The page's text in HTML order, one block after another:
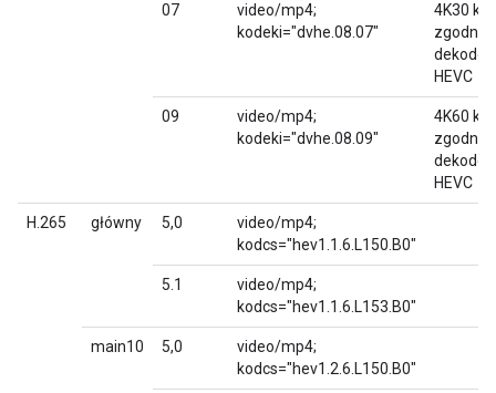
07
video/mp4;
kodeki="dvhe.08.07"
4K30 kl./
zgodna
HEVC
09
video/mp4;
kodeki="dvhe.08.09"
4K60 kl./
zgodna
HEVC
H.265 główny 5,0
video/mp4;
kodcs="hev1.1.6.L150.B0"
5.1
video/mp4;
kodcs="hev1.1.6.L153.B0"
main10 5,0
video/mp4;
kodcs="hev1.2.6.L150.B0"